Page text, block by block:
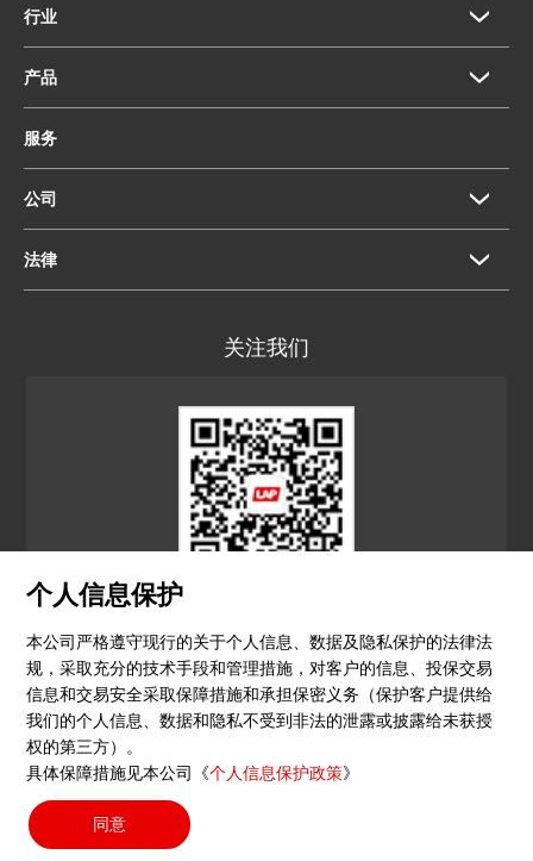
个人信息保护
本公司严格遵守现行的关于个人信息、数据及隐私保护的法律法
规，采取充分的技术手段和管理措施，对客户的信息、投保交易
信息和交易安全采取保障措施和承担保密义务（保护客户提供给
我们的个人信息、数据和隐私不受到非法的泄露或披露给未获授
权的第三方）。
具体保障措施见本公司《个人信息保护政策》
同意
行业
产品
服务
公司
法律
关注我们
© 2026 镭尔谱激光应用技术（上海）有限公司
隐私政策 印记沪ICP备15051604号-4 （沪）-非经营
性-2023-0290
Search